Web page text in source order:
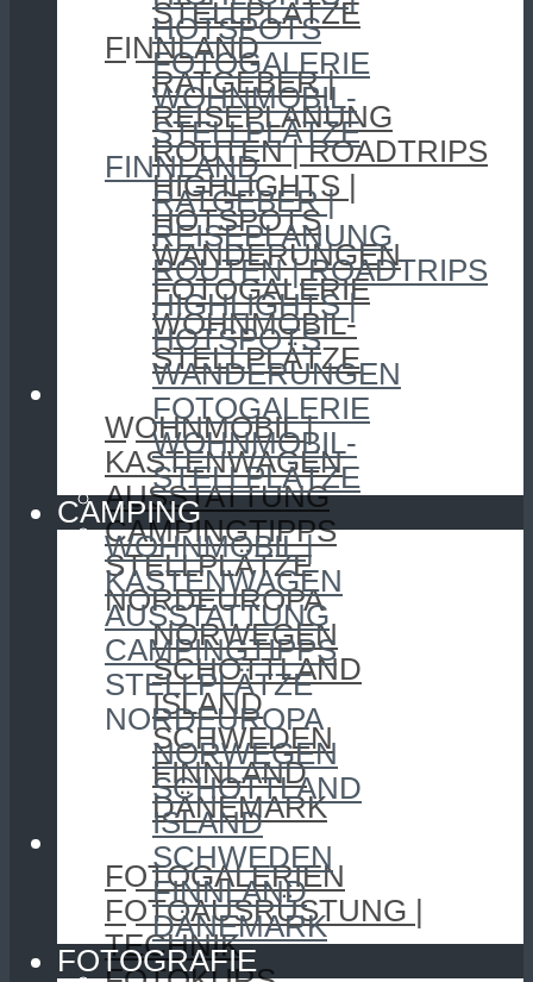
STELLPLÄTZE
FINNLAND
RATGEBER |
REISEPLANUNG
ROUTEN | ROADTRIPS
HIGHLIGHTS |
HOTSPOTS
WANDERUNGEN
FOTOGALERIE
WOHNMOBIL-
STELLPLÄTZE
CAMPING
WOHNMOBIL |
KASTENWAGEN
AUSSTATTUNG
CAMPINGTIPPS
STELLPLÄTZE
NORDEUROPA
NORWEGEN
SCHOTTLAND
ISLAND
SCHWEDEN
FINNLAND
DÄNEMARK
FOTOGRAFIE
FOTOGALERIEN
FOTOAUSRÜSTUNG |
TECHNIK
HOTSPOTS
FOTOGALERIE
WOHNMOBIL-
STELLPLÄTZE
FINNLAND
RATGEBER |
REISEPLANUNG
ROUTEN | ROADTRIPS
HIGHLIGHTS |
HOTSPOTS
WANDERUNGEN
FOTOGALERIE
WOHNMOBIL-
STELLPLÄTZE
CAMPING
WOHNMOBIL |
KASTENWAGEN
AUSSTATTUNG
CAMPINGTIPPS
STELLPLÄTZE
NORDEUROPA
NORWEGEN
SCHOTTLAND
ISLAND
SCHWEDEN
FINNLAND
DÄNEMARK
FOTOGRAFIE